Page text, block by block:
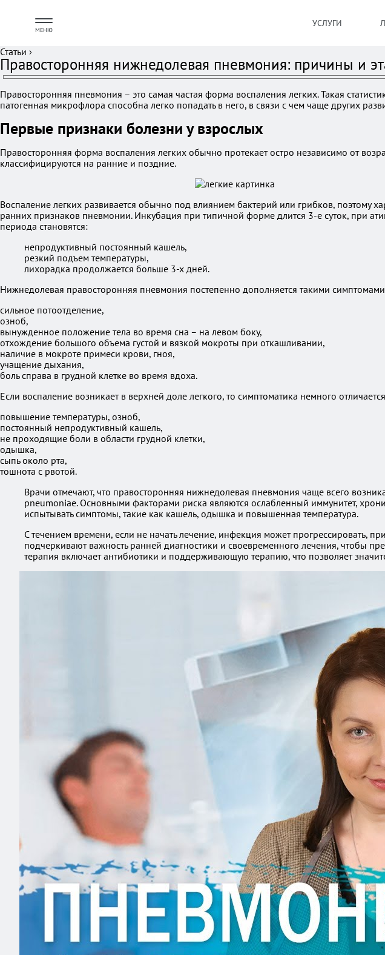
МЕНЮ
УСЛУГИ
Статьи ›
Правосторонняя нижнедолевая пневмония: причины и
Правосторонняя пневмония – это самая частая форма воспаления легких. Такая
патогенная микрофлора способна легко попадать в него, в связи с чем чаще других
Первые признаки болезни у взрослых
Правосторонняя форма воспаления легких обычно протекает остро независимо от
классифицируются на ранние и поздние.
Воспаление легких развивается обычно под влиянием бактерий или грибков, поэтому
ранних признаков пневмонии. Инкубация при типичной форме длится 3-е суток, при
периода становятся:
непродуктивный постоянный кашель,
резкий подъем температуры,
лихорадка продолжается больше 3-х дней.
Нижнедолевая правосторонняя пневмония постепенно дополняется такими
сильное потоотделение,
озноб,
вынужденное положение тела во время сна – на левом боку,
отхождение большого объема густой и вязкой мокроты при откашливании,
наличие в мокроте примеси крови, гноя,
учащение дыхания,
боль справа в грудной клетке во время вдоха.
Если воспаление возникает в верхней доле легкого, то симптоматика немного
повышение температуры, озноб,
постоянный непродуктивный кашель,
не проходящие боли в области грудной клетки,
одышка,
сыпь около рта,
тошнота с рвотой.
Врачи отмечают, что правосторонняя нижнедолевая пневмония чаще всего
pneumoniae. Основными факторами риска являются ослабленный иммунитет,
испытывать симптомы, такие как кашель, одышка и повышенная температура.
С течением времени, если не начать лечение, инфекция может прогрессировать,
подчеркивают важность ранней диагностики и своевременного лечения, чтобы
терапия включает антибиотики и поддерживающую терапию, что позволяет